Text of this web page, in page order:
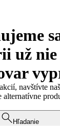
už
navštívte
alternatívne
Hľadanie